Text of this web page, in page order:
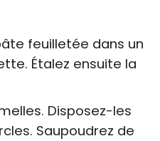
feuilletée dans un
Étalez ensuite la
Disposez-les
Saupoudrez de